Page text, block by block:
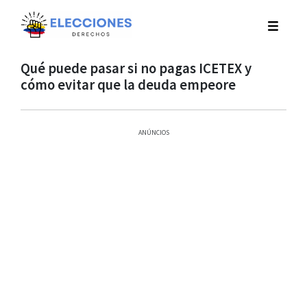
Qué puede pasar si no pagas ICETEX y
cómo evitar que la deuda empeore
ANÚNCIOS